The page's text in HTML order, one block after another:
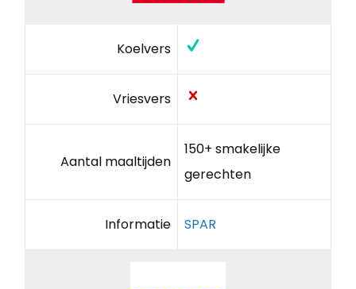
Koelvers
Vriesvers
Aantal maaltijden
150+ smakelijke
gerechten
Informatie SPAR